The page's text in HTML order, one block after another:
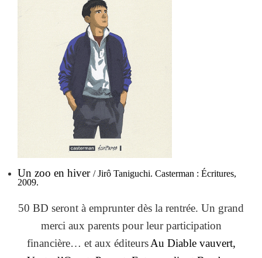
Un zoo en hiver / Jirô Taniguchi. Casterman : Écritures,
2009.
50 BD seront à emprunter dès la rentrée. Un grand
merci aux parents pour leur participation
financière… et aux éditeursAu Diable vauvert,